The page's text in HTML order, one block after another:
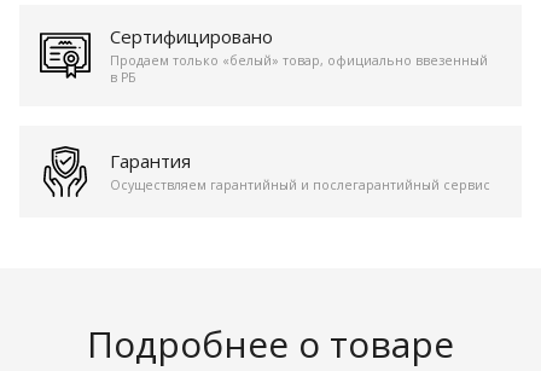
Сертифицировано
Продаем только «белый» товар, официально ввезенный
в РБ
Гарантия
Осуществляем гарантийный и послегарантийный сервис
Подробнее о товаре